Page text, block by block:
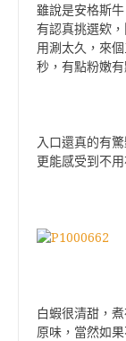
雖說是安格斯
有認真挑選欸
用涮太久，來
秒，有點粉嫩
入口還真的有驚
更能感受到不
白蝦很清甜，
原味，當然如